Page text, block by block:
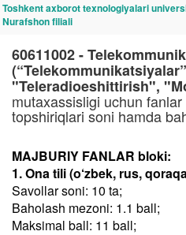
Toshkent axborot texnologiyalari
Nurafshon filiali
60611002 -
"Teleradioeshittirish",
mutaxassisligi uchun
topshiriqlari soni hamda
MAJBURIY FANLAR bloki:
1. Ona tili (o‘zbek, rus,
Savollar soni: 10 ta;
Baholash mezoni: 1.1 ball;
Maksimal ball: 11 ball;